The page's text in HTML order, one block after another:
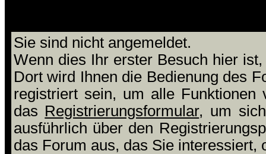
Sie sind nicht angemeldet.
Wenn dies Ihr erster Besuch hier
Dort wird Ihnen die Bedienung des
registriert sein, um alle Funktionen
das Registrierungsformular, um
ausführlich über den
das Forum aus, das Sie